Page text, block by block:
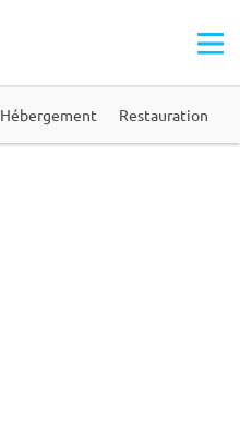
Hébergement Restauration